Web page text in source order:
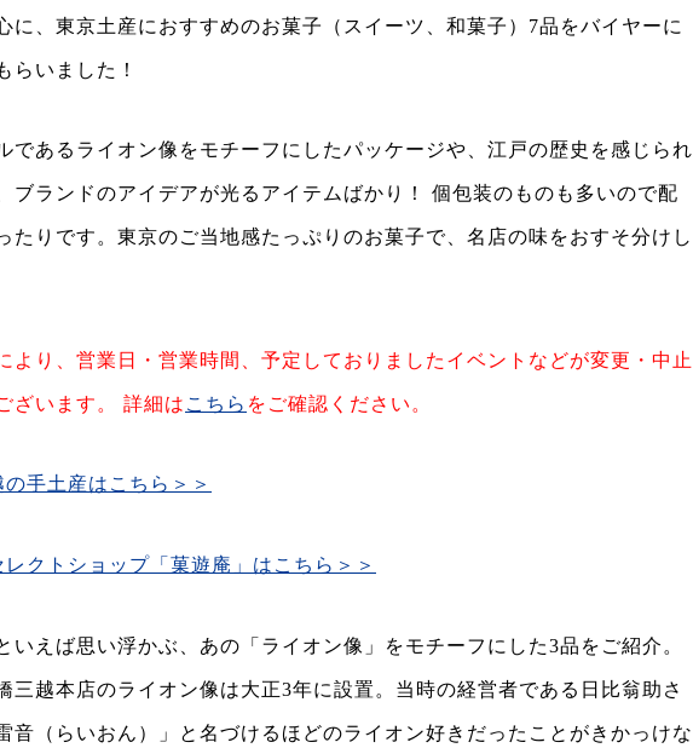
に、東京土産におすすめのお菓子（スイーツ、和菓子）7品をバイヤーに
らいました！
であるライオン像をモチーフにしたパッケージや、江戸の歴史を感じられ
ブランドのアイデアが光るアイテムばかり！ 個包装のものも多いので配
たりです。東京のご当地感たっぷりのお菓子で、名店の味をおすそ分けし
より、営業日・営業時間、予定しておりましたイベントなどが変更・中止
ざいます。 詳細は こちら をご確認ください。
の手土産はこちら＞＞
レクトショップ「菓遊庵」はこちら＞＞
いえば思い浮かぶ、あの「ライオン像」をモチーフにした3品をご紹介。
三越本店のライオン像は大正3年に設置。当時の経営者である日比翁助さ
音（らいおん）」と名づけるほどのライオン好きだったことがきかっけな